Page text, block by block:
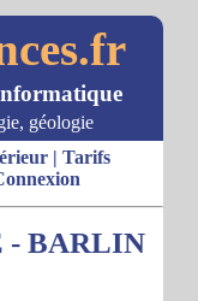
géologie
| Tarifs
- BARLIN